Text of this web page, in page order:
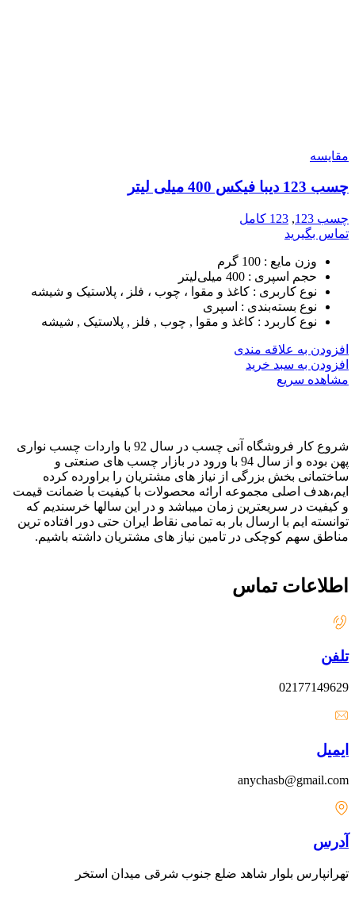
مقایسه
چسب 123 دیبا فیکس 400 میلی لیتر
چسب 123 , 123 کامل
تماس بگیرید
وزن مایع : 100 گرم
حجم اسپری : 400 میلی‌لیتر
نوع کاربری : کاغذ و مقوا ، چوب ، فلز ، پلاستیک و شیشه
نوع بسته‌بندی : اسپری
نوع کاربرد : کاغذ و مقوا , چوب , فلز , پلاستیک , شیشه
افزودن به علاقه مندی
افزودن به سبد خرید
مشاهده سریع
شروع کار فروشگاه آنی چسب در سال 92 با واردات چسب نواری
پهن بوده و از سال 94 با ورود در بازار چسب های صنعتی و
ساختمانی بخش بزرگی از نیاز های مشتریان را براورده کرده
ایم،هدف اصلی مجموعه ارائه محصولات با کیفیت با ضمانت قیمت
و کیفیت در سریعترین زمان میباشد و در این سالها خرسندیم که
توانسته ایم با ارسال بار به تمامی نقاط ایران حتی دور افتاده ترین
مناطق سهم کوچکی در تامین نیاز های مشتریان داشته باشیم.
اطلاعات تماس
تلفن
02177149629
ایمیل
anychasb@gmail.com
آدرس
تهرانپارس بلوار شاهد ضلع جنوب شرقی میدان استخر